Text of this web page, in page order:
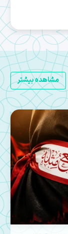
مشاهده بیشتر